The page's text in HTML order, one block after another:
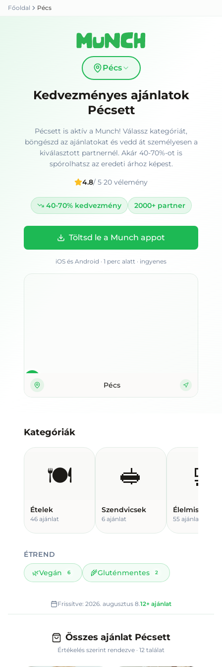
Főoldal Pécs
Pécs
Kedvezményes ajánlatok
Pécsett
Pécsett is aktív a Munch! Válassz kategóriát,
böngészd az ajánlatokat és vedd át személyesen a
kiválasztott partnernél. Akár 40-70%-ot is
spórolhatsz az eredeti árhoz képest.
4.8/ 5·20 vélemény
40-70% kedvezmény 2000+ partner
Töltsd le a Munch appot
iOS és Android · 1 perc alatt · ingyenes
Pécs
Kategóriák
🍽️
Ételek
46 ajánlat
🥪
Szendvicsek
6 ajánlat
🛒
Élelmiszer
55 ajánlat
ÉTREND
🌿Vegán 6 🌾Gluténmentes 2
Frissítve: 2026. augusztus 8.12+ ajánlat
Összes ajánlat Pécsett
Értékelés szerint rendezve · 12 találat